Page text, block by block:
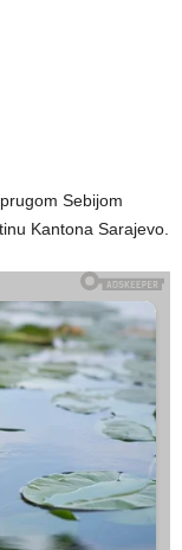
Sebijom
Kantona Sarajevo.